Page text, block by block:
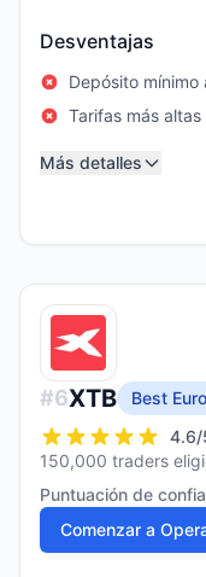
Desventajas
Depósito mínimo
Tarifas más
Más detalles
#6XTB
Best
4.6/
150,000 traders
Puntuación de
Comenzar a